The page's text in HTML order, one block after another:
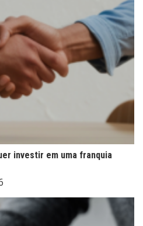
investir em uma franquia